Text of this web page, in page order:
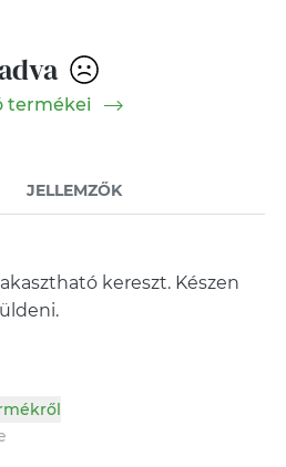
termékei
JELLEMZŐK
kereszt. Készen